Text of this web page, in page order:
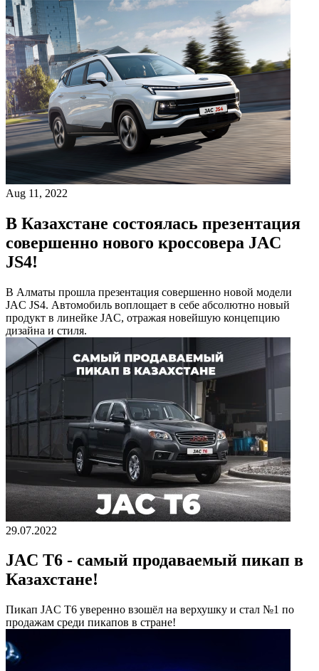
Aug 11, 2022
В Казахстане состоялась презентация
совершенно нового кроссовера JAC
JS4!
В Алматы прошла презентация совершенно новой модели
JAC JS4. Автомобиль воплощает в себе абсолютно новый
продукт в линейке JAC, отражая новейшую концепцию
дизайна и стиля.
29.07.2022
JAC T6 - самый продаваемый пикап в
Казахстане!
Пикап JAC T6 уверенно взошёл на верхушку и стал №1 по
продажам среди пикапов в стране!